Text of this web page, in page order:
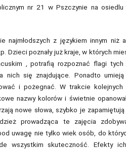
nr 21 w Pszczynie na osiedlu
najmłodszych z językiem innym niż
Dzieci poznały już kraje, w których
, potrafią rozpoznać flagi tych
nich się znajdujące. Ponadto
i pożegnać. W trakcie
nazwy kolorów i świetnie
nowe słowa, szybko je
prowadząca te zajęcia
uwagę nie tylko wiek osób, do
wszystkim skuteczność. Efekty